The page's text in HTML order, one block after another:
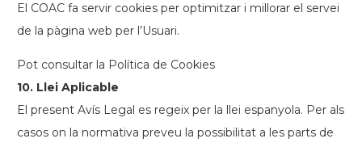
El COAC fa servir cookies per optimitzar i millorar el servei
de la pàgina web per l’Usuari.
Pot consultar la Política de Cookies
10. Llei Aplicable
El present Avís Legal es regeix per la llei espanyola. Per als
casos on la normativa preveu la possibilitat a les parts de